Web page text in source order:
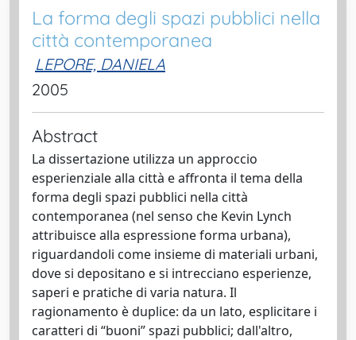
La forma degli spazi pubblici nella
città contemporanea
LEPORE, DANIELA
2005
Abstract
La dissertazione utilizza un approccio
esperienziale alla città e affronta il tema della
forma degli spazi pubblici nella città
contemporanea (nel senso che Kevin Lynch
attribuisce alla espressione forma urbana),
riguardandoli come insieme di materiali urbani,
dove si depositano e si intrecciano esperienze,
saperi e pratiche di varia natura. Il
ragionamento è duplice: da un lato, esplicitare i
caratteri di “buoni” spazi pubblici; dall'altro,